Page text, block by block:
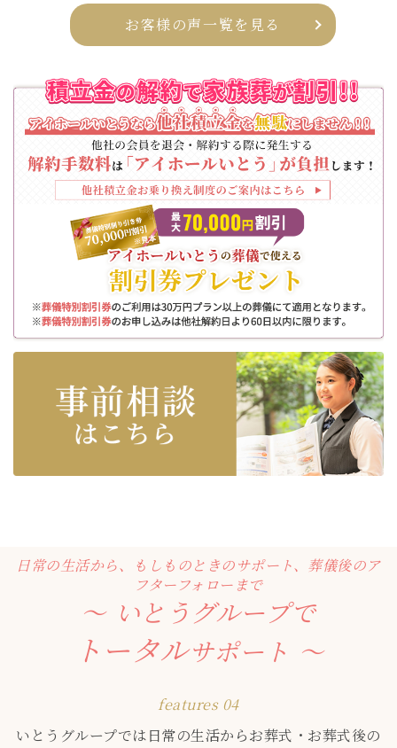
お客様の声一覧を見る
日常の生活から、もしものときのサポート、葬儀後のア
フターフォローまで
いとうグループで
トータルサポート
features 04
いとうグループでは日常の生活からお葬式・お葬式後の